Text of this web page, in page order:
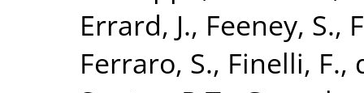
Errard, J., Feeney, S.,
Ferraro, S., Finelli, F.,